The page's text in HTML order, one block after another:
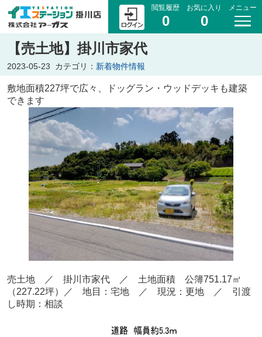
閲覧履歴
0
お気に入り
0
メニュー
【売土地】掛川市家代
2023-05-23 カテゴリ： 新着物件情報
敷地面積227坪で広々、ドッグラン・ウッドデッキも建築
できます
売土地 ／ 掛川市家代
／ 土地面積 公簿751.17㎡
（227.22坪）／ 地目：宅地／ 現況：更地 ／ 引渡
し時期：相談